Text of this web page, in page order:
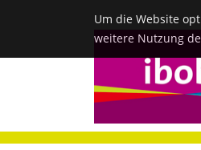
Um die Website
weitere Nutzung